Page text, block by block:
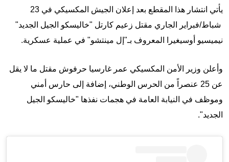
يأتي انتشار هذا المقطع بعد إعلان الجيش المكسيكي في 23
شباط/فبراير الجاري مقتل زعيم كارتل "خاليسكو الجيل الجديد"
نيميسيو أوسيغيرا المعروف بـ"إل مينتشو" في عملية عسكرية.
وأعلن وزير الأمن المكسيكي عمر غارسيا حرفوش مقتل ما لا يقل
عن 25 عنصراً من الحرس الوطني، إضافة إلى حارس أمني
وموظف في النيابة العامة في هجمات نفذها "خاليسكو الجيل
الجديد".